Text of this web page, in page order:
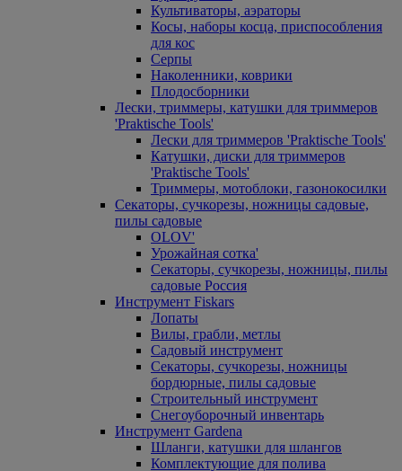
Культиваторы, аэраторы
Косы, наборы косца, приспособления
для кос
Серпы
Наколенники, коврики
Плодосборники
Лески, триммеры, катушки для триммеров
'Praktische Tools'
Лески для триммеров 'Praktische Tools'
Катушки, диски для триммеров
'Praktische Tools'
Триммеры, мотоблоки, газонокосилки
Секаторы, сучкорезы, ножницы садовые,
пилы садовые
OLOV'
Урожайная сотка'
Секаторы, сучкорезы, ножницы, пилы
садовые Россия
Инструмент Fiskars
Лопаты
Вилы, грабли, метлы
Садовый инструмент
Секаторы, сучкорезы, ножницы
бордюрные, пилы садовые
Строительный инструмент
Снегоуборочный инвентарь
Инструмент Gardena
Шланги, катушки для шлангов
Комплектующие для полива